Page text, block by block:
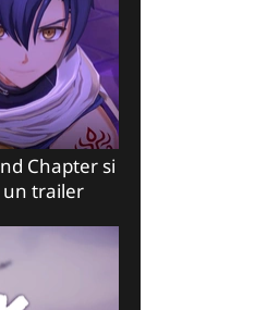
Chapter si
trailer